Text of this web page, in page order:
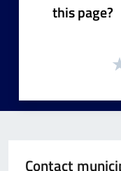
this page?
Contact